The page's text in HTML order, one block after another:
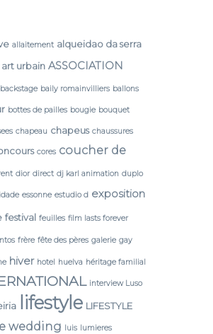
allaitement alqueidao da serra
art urbain ASSOCIATION
backstage baily romainvilliers ballons
bottes de pailles bougie bouquet
chapeau chapeus chaussures
cores coucher de
dior direct dj karl animation duplo
essonne estudio d exposition
festival feuilles film lasts forever
frère fête des pères galerie gay
hiver hotel huelva héritage familial
interview Luso
lifestyle LIFESTYLE
wedding luis lumieres